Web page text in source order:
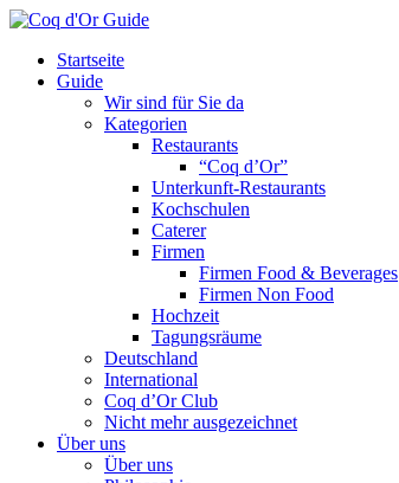
Startseite
Guide
Wir sind für Sie da
Kategorien
Restaurants
“Coq d’Or”
Unterkunft-Restaurants
Kochschulen
Caterer
Firmen
Firmen Food & Beverages
Firmen Non Food
Hochzeit
Tagungsräume
Deutschland
International
Coq d’Or Club
Nicht mehr ausgezeichnet
Über uns
Über uns